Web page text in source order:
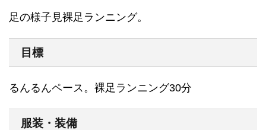
足の様子見裸足ランニング。
目標
るんるんペース。裸足ランニング30分
服装・装備